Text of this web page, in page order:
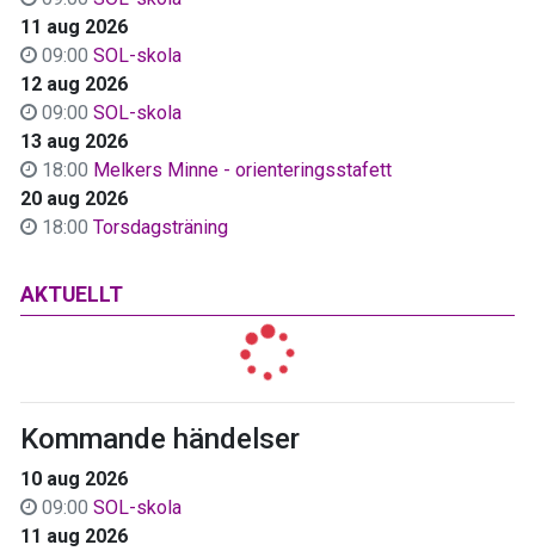
11 aug 2026
09:00 SOL-skola
12 aug 2026
09:00 SOL-skola
13 aug 2026
18:00 Melkers Minne - orienteringsstafett
20 aug 2026
18:00 Torsdagsträning
AKTUELLT
Kommande händelser
10 aug 2026
09:00 SOL-skola
11 aug 2026